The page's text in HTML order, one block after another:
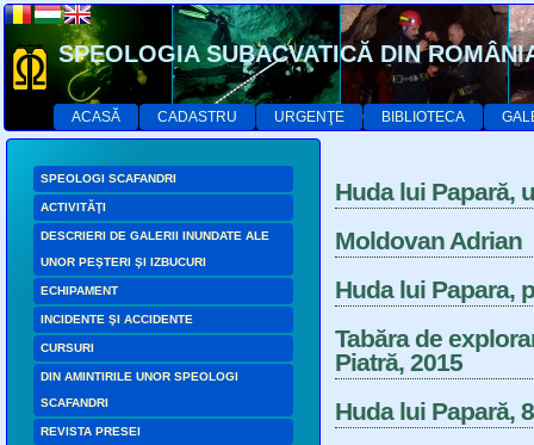
SPEOLOGIA SUBACVATICĂ DIN
ACASĂ CADASTRU URGENŢE BIBLIOTECA
SPEOLOGI SCAFANDRI
ACTIVITĂŢI
DESCRIERI DE GALERII INUNDATE ALE
UNOR PEŞTERI ŞI IZBUCURI
ECHIPAMENT
INCIDENTE ŞI ACCIDENTE
CURSURI
DIN AMINTIRILE UNOR SPEOLOGI
SCAFANDRI
REVISTA PRESEI
Huda lui Papară,
Moldovan Adrian
Huda lui Papara,
Tabăra de
Piatră, 2015
Huda lui Papară,